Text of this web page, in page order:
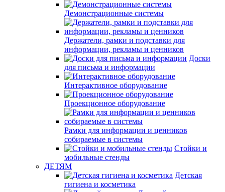
Демонстрационные системы
Держатели, рамки и подставки для
информации, рекламы и ценников
Доски
для письма и информации
Интерактивное оборудование
Проекционное оборудование
Рамки для информации и ценников
собираемые в системы
Стойки и
мобильные стенды
ДЕТЯМ
Детская
гигиена и косметика